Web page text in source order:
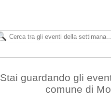
Stai guardando gli
comune di